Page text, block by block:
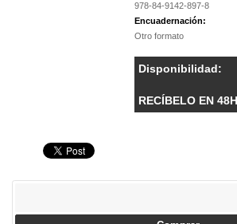
978-84-9142-897-8
Encuadernación:
Otro formato
Disponibilidad:
RECÍBELO EN 48H